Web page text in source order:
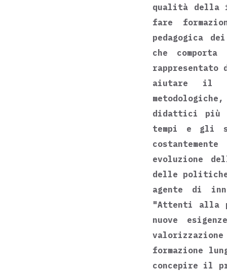
qualità della
fare
pedagogica
che
aiutare il
didattici più
tempi e gli
evoluzione
delle
agente di
"Attenti alla
nuove
formazione
concepire il